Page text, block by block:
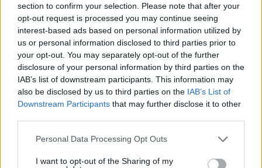
section to confirm your selection. Please note that after your
opt-out request is processed you may continue seeing
interest-based ads based on personal information utilized by
us or personal information disclosed to third parties prior to
your opt-out. You may separately opt-out of the further
disclosure of your personal information by third parties on the
IAB’s list of downstream participants. This information may
also be disclosed by us to third parties on the IAB’s List of
Downstream Participants that may further disclose it to other
Please note that this website/app uses one or more Google
not limited to your visit or usage behaviour. You may click to
Personal Data Processing Opt Outs
I want to opt-out of the Sharing of my
Cut The Rope Northern Heights Candy
ΔΕΙΤΕ ΟΛΑ ΤΑ GAMES
Best of Network